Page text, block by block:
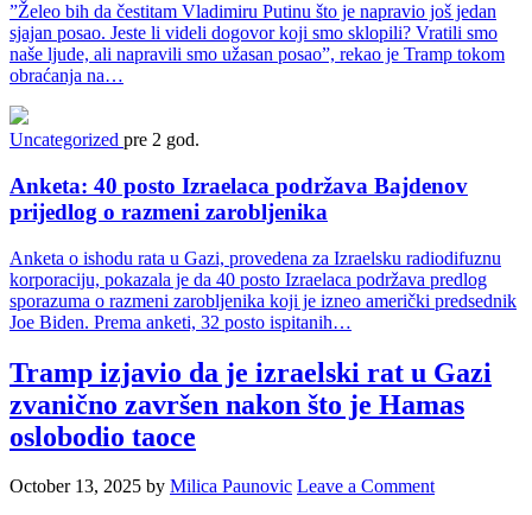
”Želeo bih da čestitam Vladimiru Putinu što je napravio još jedan
sjajan posao. Jeste li videli dogovor koji smo sklopili? Vratili smo
naše ljude, ali napravili smo užasan posao”, rekao je Tramp tokom
obraćanja na…
Uncategorized pre 2 god.
Anketa: 40 posto Izraelaca podržava Bajdenov
prijedlog o razmeni zarobljenika
Anketa o ishodu rata u Gazi, provedena za Izraelsku radiodifuznu
korporaciju, pokazala je da 40 posto Izraelaca podržava predlog
sporazuma o razmeni zarobljenika koji je izneo američki predsednik
Joe Biden. Prema anketi, 32 posto ispitanih…
Tramp izjavio da je izraelski rat u Gazi
zvanično završen nakon što je Hamas
oslobodio taoce
October 13, 2025 by Milica Paunovic Leave a Comment